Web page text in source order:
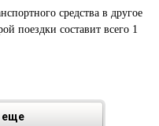
средства в другое
поездки составит всего 1
еще